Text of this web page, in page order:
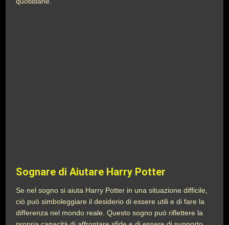
Sognare di Aiutare Harry Potter
Se nel sogno si aiuta Harry Potter in una situazione difficile,
ciò può simboleggiare il desiderio di essere utili e di fare la
differenza nel mondo reale. Questo sogno può riflettere la